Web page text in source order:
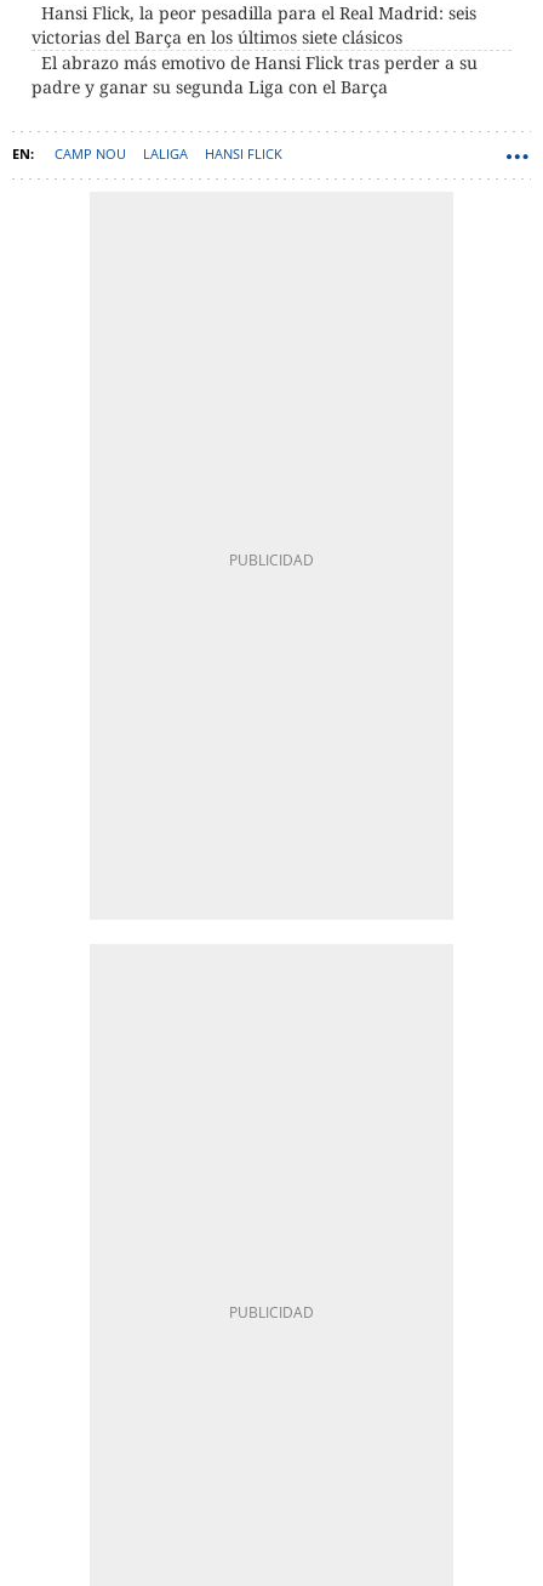
Hansi Flick, la peor pesadilla para el Real Madrid: seis
victorias del Barça en los últimos siete clásicos
El abrazo más emotivo de Hansi Flick tras perder a su
padre y ganar su segunda Liga con el Barça
CAMP NOU LALIGA HANSI FLICK